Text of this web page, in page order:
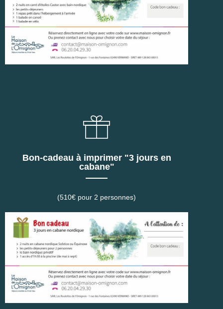
Bon-cadeau à imprimer "3 jours en
cabane"
(510€ pour 2 personnes)